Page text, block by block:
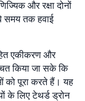
और रक्षा दोनों
समय तक हवाई
एकीकरण और
किया जा सके कि
को पूरा करते हैं। यह
के लिए टेथर्ड ड्रोन